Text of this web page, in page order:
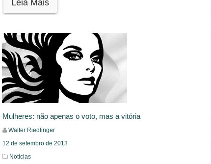
Leia Mais
Mulheres: não apenas o voto, mas a vitória
Walter Riedlinger
12 de setembro de 2013
Notícias